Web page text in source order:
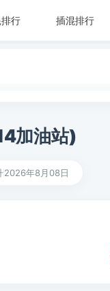
行 插混排行
加油站)
2026年8月08日